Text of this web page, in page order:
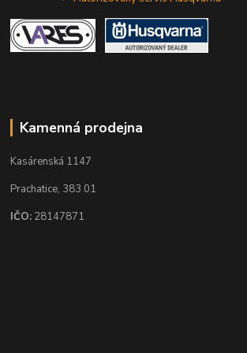
Kamenná prodejna
Kasárenská 1147
Prachatice, 383 01
IČO: 28147871